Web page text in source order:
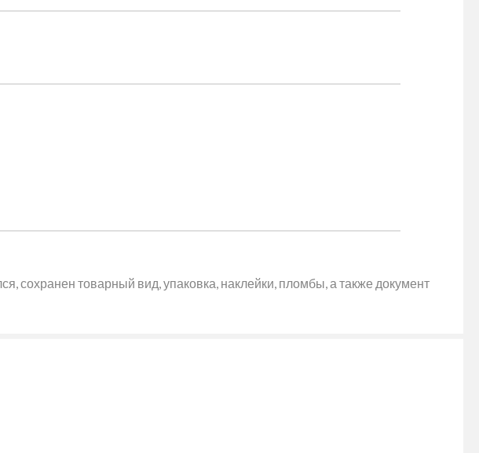
сохранен товарный вид, упаковка, наклейки, пломбы, а также документ